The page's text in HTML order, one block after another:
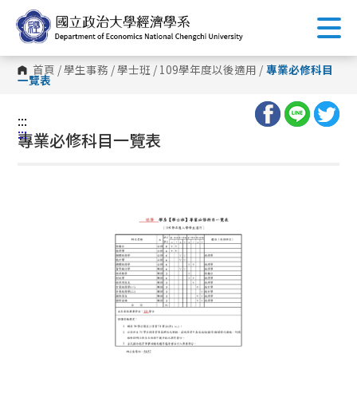
到
主
內
容
區
首頁 /學生事務 /學士班 / 109學年度以後適用 / 專業必修科目
一覽表
:::
:::
專業必修科目一覽表